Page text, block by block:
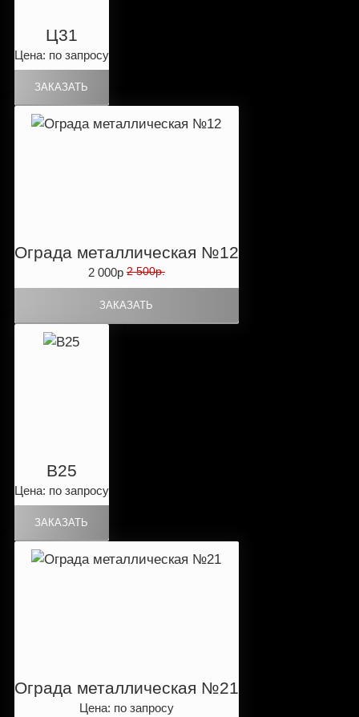
Ц31
Цена: по запросу
Ограда металлическая №12
2 000р 2 500р.
B25
Цена: по запросу
Ограда металлическая №21
Цена: по запросу